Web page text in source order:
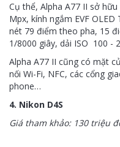
Cụ thể, Alpha A77 II sở
Mpx, kính ngắm EVF
nét 79 điểm theo pha, 15
1/8000 giây, dải ISO 100 -
Alpha A77 II cũng có mặt
nối Wi-Fi, NFC, các cổng
phone…
4. Nikon D4S
Giá tham khảo: 130 triệu